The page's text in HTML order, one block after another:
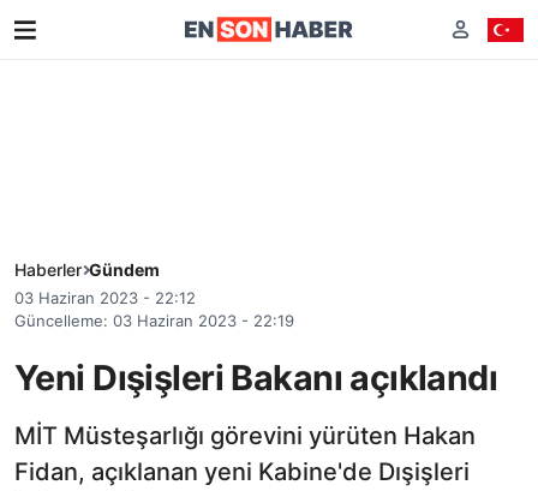
Haberler Gündem
03 Haziran 2023 - 22:12
Güncelleme: 03 Haziran 2023 - 22:19
Yeni Dışişleri Bakanı açıklandı
MİT Müsteşarlığı görevini yürüten Hakan
Fidan, açıklanan yeni Kabine'de Dışişleri